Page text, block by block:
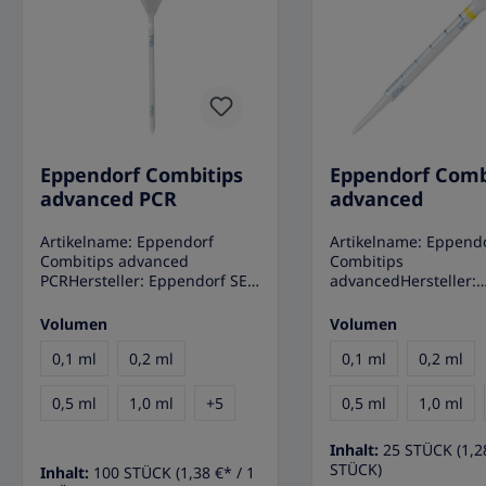
Eppendorf Combitips
advanced PCR
Artikelname: Eppendorf
Combitips advanced
PCRHersteller: Eppendorf SE
Eppendorf Combitips PCR
überarbeitet und rundum
die Combitips advanced PCR.
Die neuen Combitips
Eppendorf Multipettes und
Volumen
0,1 ml
0,2 ml
0,5 ml 1,0 ml +5
Inhalt: 100 STÜCK (1,38 €* / 1
Eppendorf
advanced
Artikelname:
Combitips
advancedHersteller:
vollständig
Resultat sind die
advanced. Die neuen
kompatibel mit allen
Eppendorf
Volumen
0,1 ml
0,2 ml
0,5 ml 1,0 ml
Inhalt: 25 STÜCK
STÜCK)